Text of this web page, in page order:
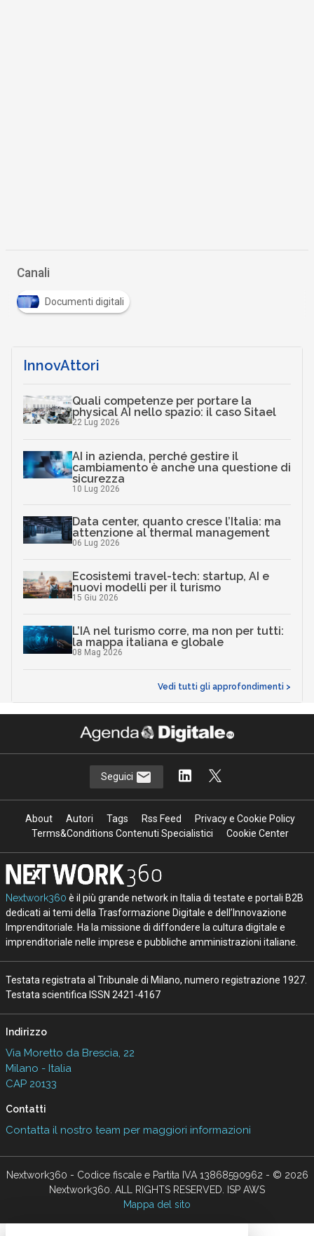
Canali
Documenti digitali
InnovAttori
Quali competenze per portare la
physical AI nello spazio: il caso Sitael
22 Lug 2026
AI in azienda, perché gestire il
cambiamento è anche una questione di
sicurezza
10 Lug 2026
Data center, quanto cresce l’Italia: ma
attenzione al thermal management
06 Lug 2026
Ecosistemi travel-tech: startup, AI e
nuovi modelli per il turismo
15 Giu 2026
L’IA nel turismo corre, ma non per tutti:
la mappa italiana e globale
08 Mag 2026
Vedi tutti gli approfondimenti >
Seguici
About Autori Tags Rss Feed
Privacy e Cookie Policy
Terms&Conditions Contenuti Specialistici
Cookie Center
Nextwork360 è il più grande network in Italia di testate e portali B2B
dedicati ai temi della Trasformazione Digitale e dell’Innovazione
Imprenditoriale. Ha la missione di diffondere la cultura digitale e
imprenditoriale nelle imprese e pubbliche amministrazioni italiane.
Testata registrata al Tribunale di Milano, numero registrazione 1927.
Testata scientifica ISSN 2421-4167
Indirizzo
Via Moretto da Brescia, 22
Milano - Italia
CAP 20133
Contatti
Contatta il nostro team per maggiori informazioni
Nextwork360 - Codice fiscale e Partita IVA 13868590962 - © 2026
Nextwork360. ALL RIGHTS RESERVED. ISP AWS
Mappa del sito